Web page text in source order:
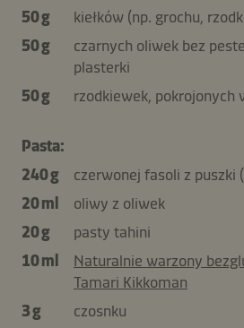
50 g
kiełków (np. grochu,
50 g
czarnych oliwek bez
plasterki
50 g
rzodkiewek, pokrojonych
Pasta:
240 g
czerwonej fasoli z puszki
20 ml
oliwy z oliwek
20 g
pasty tahini
10 ml
Naturalnie warzony
Tamari Kikkoman
3 g
czosnku